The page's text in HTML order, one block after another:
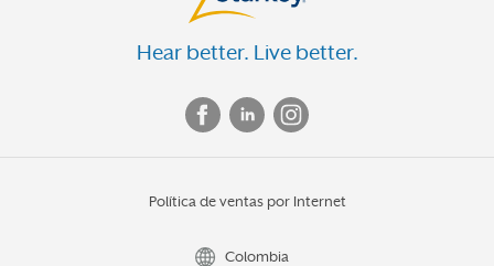
Hear better. Live better.
Política de ventas por Internet
Colombia